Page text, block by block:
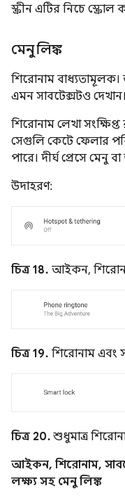
স্ক্রীন এটির নিচে স্ক্রোল
মেনু লিঙ্ক
শিরোনাম বাধ্যতামূলক।
এমন সাবটেক্সটও
শিরোনাম লেখা সংক্ষিপ্ত
সেগুলি কেটে ফেলার
পারে। দীর্ঘ প্রেসে মেনু
উদাহরণ:
চিত্র 18. আইকন,
চিত্র 19. শিরোনাম এবং
চিত্র 20. শুধুমাত্র
আইকন, শিরোনাম,
লক্ষ্য সহ মেনু লিঙ্ক